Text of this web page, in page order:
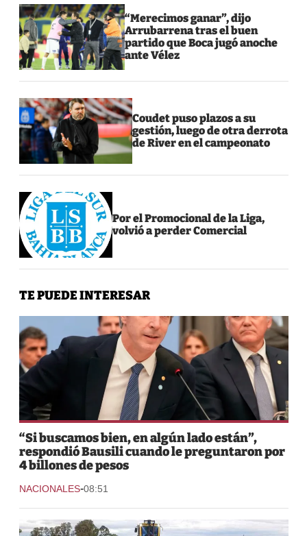
“Merecimos ganar”, dijo
Arrubarrena tras el buen
partido que Boca jugó anoche
ante Vélez
Coudet puso plazos a su
gestión, luego de otra derrota
de River en el campeonato
Por el Promocional de la Liga,
volvió a perder Comercial
TE PUEDE INTERESAR
“Si buscamos bien, en algún lado están”,
respondió Bausili cuando le preguntaron por
4 billones de pesos
NACIONALES-08:51